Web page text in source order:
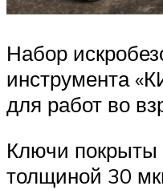
Набор
инструмента
для работ во
Ключи
толщиной 30